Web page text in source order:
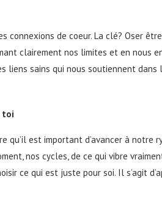
de coeur. La clé? Oser être
clairement nos limites et en nous
sains qui nous soutiennent dans
toi
qu’il est important d’avancer à notre
nos cycles, de ce qui vibre
ce qui est juste pour soi. Il s’agit